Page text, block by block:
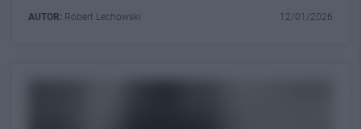
AUTOR: Robert Lechowski 12/01/2026